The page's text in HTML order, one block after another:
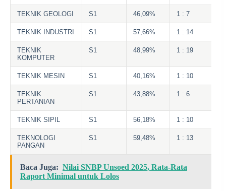
TEKNIK GEOLOGI S1 46,09% 1 : 7
TEKNIK INDUSTRI S1 57,66% 1 : 14
TEKNIK
KOMPUTER
S1 48,99% 1 : 19
TEKNIK MESIN S1 40,16% 1 : 10
TEKNIK
PERTANIAN
S1 43,88% 1 : 6
TEKNIK SIPIL S1 56,18% 1 : 10
TEKNOLOGI
PANGAN
S1 59,48% 1 : 13
Baca Juga: Nilai SNBP Unsoed 2025, Rata-Rata
Raport Minimal untuk Lolos